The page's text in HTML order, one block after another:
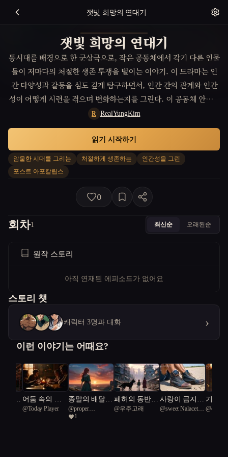
잿빛 희망의 연대기
잿빛 희망의 연대기
동시대를 배경으로 한 군상극으로, 작은 공동체에서 각기 다른 인물
들이 저마다의 처절한 생존 투쟁을 벌이는 이야기. 이 드라마는 인
간 다양성과 갈등을 심도 깊게 탐구하면서, 인간 간의 관계와 인간
성이 어떻게 시련을 겪으며 변화하는지를 그린다. 이 공동체 안에서
개개인의 선택과 희생이 어떻게 전체의 운명을 결정하는지가 중심
축이 된다.
R RealYungKim
암울한 시대를 그리는 처절하게 생존하는
인간성을 그린
포스트 아포칼립스
읽기 시작하기
0
회차1 최신순 오래된순
원작 스토리
아직 연재된 에피소드가 없어요
스토리 챗
캐릭터 3명과 대화 ›
이런 이야기는 어때요?
어둠 속의 불
꽃
@Today Player
종말의 배달기
사
@proper
Swordbird 27
1
폐허의 동반자
들: 이오리스
@우주고래
사랑이 금지된
도시
@sweet Nalacetus
기계전
@